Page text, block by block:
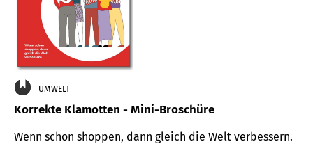
UMWELT
Korrekte Klamotten - Mini-Broschüre
Wenn schon shoppen, dann gleich die Welt verbessern.